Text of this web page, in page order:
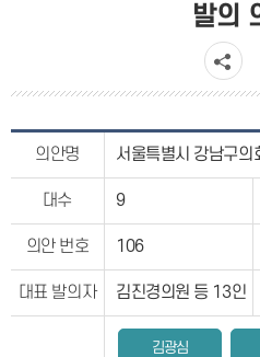
발의
의안명 서울특별시 강남구의
대수 9
의안 번호 106
대표 발의자 김진경의원 등 13인
김광심